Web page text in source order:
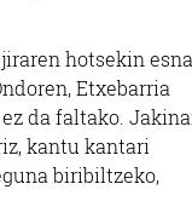
hotsekin
Etxebarria
ez da faltako.
kantu kantari
biribiltzeko,